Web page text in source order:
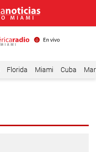
Florida Miami Cuba